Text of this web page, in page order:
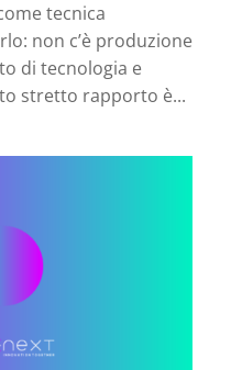
tecnica
non c’è produzione
di tecnologia e
stretto rapporto è...